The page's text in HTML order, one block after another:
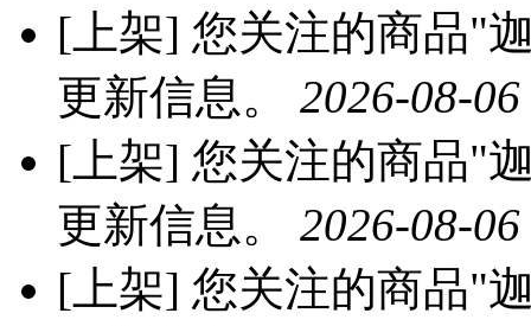
[上架] 您关注的商品"
更新信息。 2026-08-
[上架] 您关注的商品"
更新信息。 2026-08-
[上架] 您关注的商品"